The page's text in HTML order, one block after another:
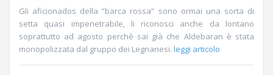
Gli aficionados della “barca rossa” sono ormai una sorta di
setta quasi impenetrabile, li riconosci anche da lontano
soprattutto ad agosto perchè sai già che Aldebaran è stata
monopolizzata dal gruppo dei Legnanesi. leggi articolo